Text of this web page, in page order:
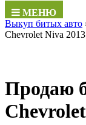
МЕНЮ
Выкуп битых авто
Chevrolet Niva 2013
Продаю